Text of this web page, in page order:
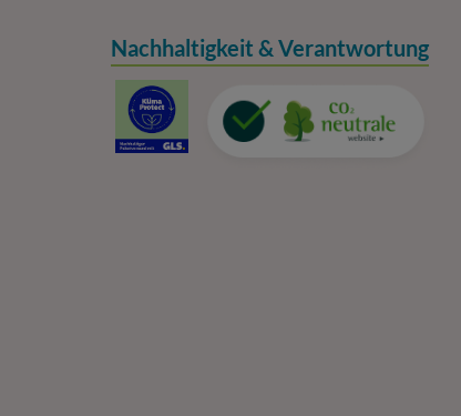
Nachhaltigkeit & Verantwortung